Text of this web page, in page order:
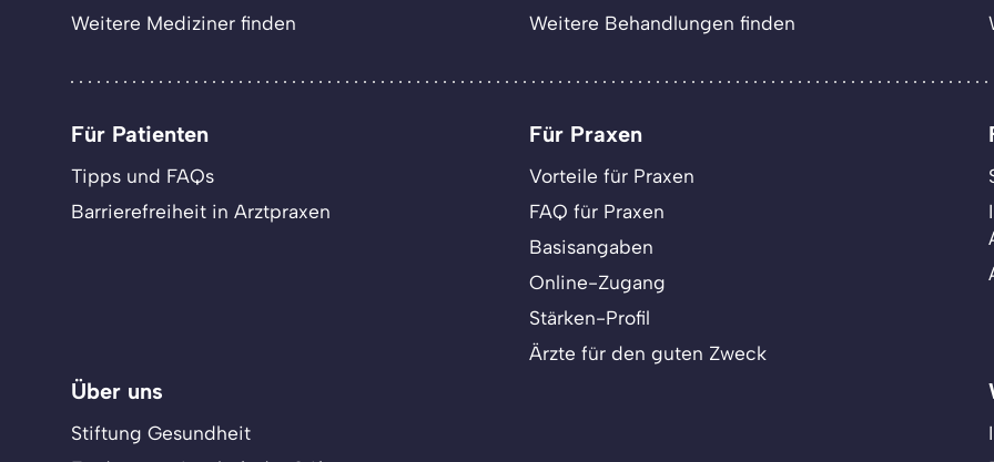
Weitere Mediziner finden
Weitere Behandlungen finden
Für Patienten
Tipps und FAQs
Barrierefreiheit in Arztpraxen
Für Praxen
Vorteile für Praxen
FAQ für Praxen
Basisangaben
Online-Zugang
Stärken-Profil
Ärzte für den guten Zweck
Über uns
Stiftung Gesundheit